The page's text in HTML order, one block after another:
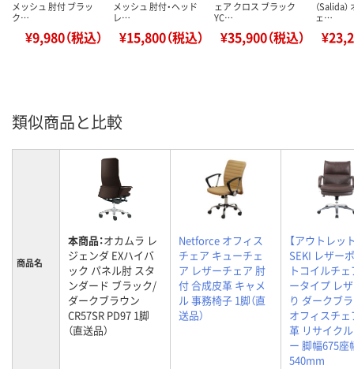
メッシュ 肘付 ブラッ
ク…
¥9,980（税込）
メッシュ 肘付・ヘッド
レ…
¥15,800（税込）
ェア クロス ブラック
YC…
¥35,900（税込）
（Salida
ェ…
類似商品と比較
商品名
本商品：オカムラ レ
ジェンダ EXハイバ
ック パネル肘 スタ
ンダード ブラック/
ダークブラウン
CR57SR PD97 1脚
（直送品）
Netforce オフィス
チェア キューチェ
ア レザーチェア 肘
付 合成皮革 キャメ
ル 事務椅子 1脚（直
送品）
【アウトレッ
SEKI レザー
トコイルチ
ータイプ レ
り ダークブ
オフィスチェ
革 リサイク
ー 脚幅675座
540mm